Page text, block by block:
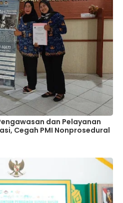
dan Pelayanan
Cegah PMI Nonprosedural